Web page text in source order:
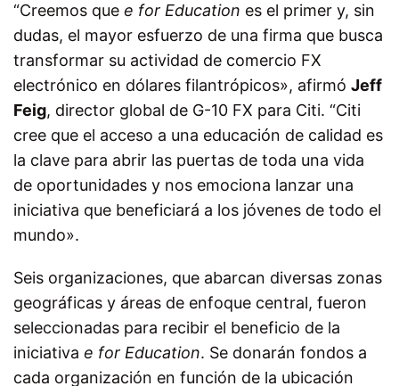
“Creemos que e for Education es el primer y, sin
dudas, el mayor esfuerzo de una firma que busca
transformar su actividad de comercio FX
electrónico en dólares filantrópicos», afirmó Jeff
Feig, director global de G-10 FX para Citi. “Citi
cree que el acceso a una educación de calidad es
la clave para abrir las puertas de toda una vida
de oportunidades y nos emociona lanzar una
iniciativa que beneficiará a los jóvenes de todo el
mundo».
Seis organizaciones, que abarcan diversas zonas
geográficas y áreas de enfoque central, fueron
seleccionadas para recibir el beneficio de la
iniciativa e for Education. Se donarán fondos a
cada organización en función de la ubicación